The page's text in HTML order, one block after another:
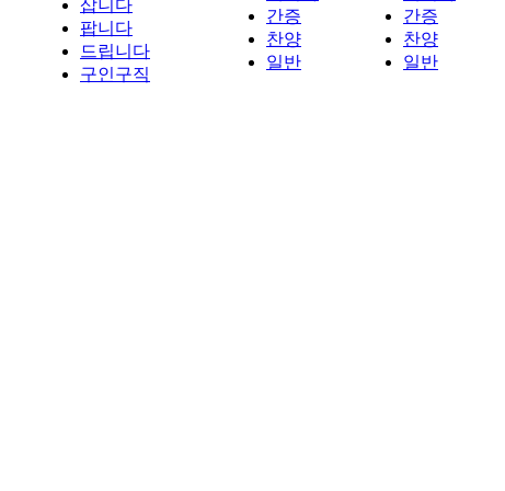
삽니다
팝니다
드립니다
구인구직
간증
찬양
일반
간증
찬양
일반